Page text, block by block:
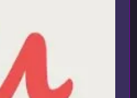
VR
Engine